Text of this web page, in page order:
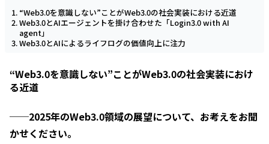
“Web3.0を意識しない”ことがWeb3.0の社会実装における近道
Web3.0とAIエージェントを掛け合わせた「Login3.0 with AI
agent」
Web3.0とAIによるライフログの価値向上に注力
“Web3.0を意識しない”ことがWeb3.0の社会実装におけ
る近道
──2025年のWeb3.0領域の展望について、お考えをお聞
かせください。